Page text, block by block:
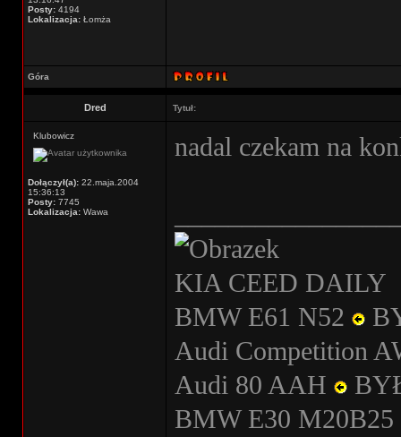
Posty: 4194
Lokalizacja: Łomża
Góra
Dred Tytuł:
Klubowicz
Dołączył(a): 22.maja.2004
15:36:13
Posty: 7745
Lokalizacja: Wawa
nadal czekam na
KIA CEED DAILY
BMW E61 N52
Audi Competition
Audi 80 AAH
BMW E30 M20B25